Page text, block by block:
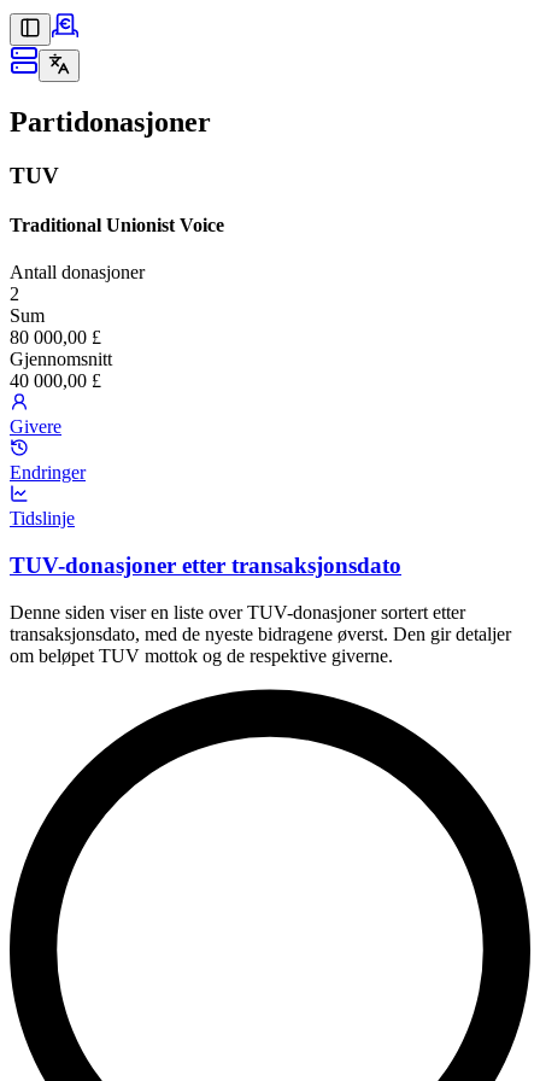
Partidonasjoner
TUV
Traditional Unionist Voice
Antall donasjoner
2
Sum
80 000,00 £
Gjennomsnitt
40 000,00 £
Givere
Endringer
Tidslinje
TUV-donasjoner etter transaksjonsdato
Denne siden viser en liste over TUV-donasjoner sortert etter
transaksjonsdato, med de nyeste bidragene øverst. Den gir detaljer
om beløpet TUV mottok og de respektive giverne.